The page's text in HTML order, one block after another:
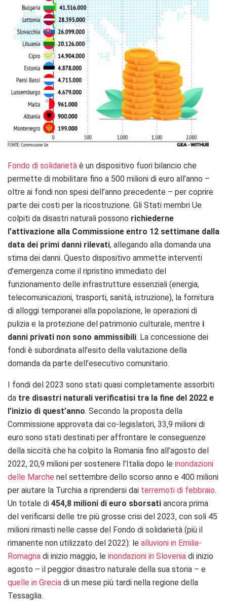
Fondo di solidarietà è un dispositivo fuori bilancio che
permette di mobilitare fino a 500 milioni di euro all’anno –
oltre ai fondi non spesi dell’anno precedente – per coprire
parte dei costi per la ricostruzione. Gli Stati membri Ue
colpiti da disastri naturali possono richiederne
l’attivazione alla Commissione entro 12 settimane dalla
data dei primi danni rilevati, allegando alla domanda una
stima dei danni. Questo dispositivo ammette interventi
d’emergenza come il ripristino immediato del
funzionamento delle infrastrutture essenziali (energia,
telecomunicazioni, trasporti, sanità, istruzione), la fornitura
di alloggi temporanei alla popolazione, le operazioni di
pulizia e la protezione del patrimonio culturale, mentre i
danni privati non sono ammissibili. La concessione dei
fondi è subordinata all’esito della valutazione della
domanda da parte dell’esecutivo comunitario.
I fondi del 2023 sono stati quasi completamente assorbiti
da tre disastri naturali verificatisi tra la fine del 2022 e
l’inizio di quest’anno. Secondo la proposta della
Commissione approvata dai co-legislatori, 33,9 milioni di
euro sono stati destinati per affrontare le conseguenze
della siccità che ha colpito la Romania fino all’agosto del
2022, 20,9 milioni per sostenere l’Italia dopo le inondazioni
delle Marche nel settembre dello scorso anno e 400 milioni
per aiutare la Turchia a riprendersi dai terremoti di febbraio.
Un totale di 454,8 milioni di euro sborsati ancora prima
del verificarsi delle tre più grosse crisi del 2023, con soli 45
milioni rimasti nelle casse del Fondo di solidarietà (più il
rimanente non utilizzato del 2022): le alluvioni in Emilia-
Romagna di inizio maggio, le inondazioni in Slovenia di inizio
agosto – il peggior disastro naturale della sua storia – e
quelle in Grecia di un mese più tardi nella regione della
Tessaglia.